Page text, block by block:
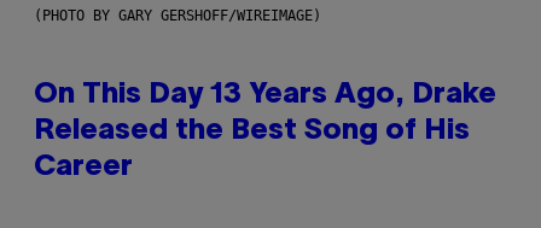
(PHOTO BY GARY GERSHOFF/WIREIMAGE)
On This Day 13 Years Ago, Drake
Released the Best Song of His
Career